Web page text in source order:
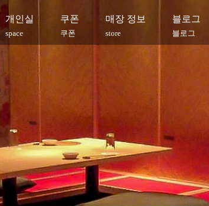
개인실
space
쿠폰
쿠폰
매장 정보
store
블로그
블로그